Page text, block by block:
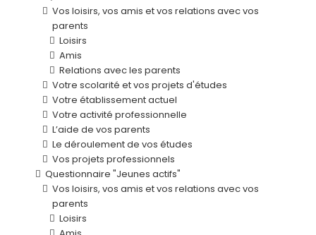
Vos loisirs, vos amis et vos relations avec vos
parents
Loisirs
Amis
Relations avec les parents
Votre scolarité et vos projets d'études
Votre établissement actuel
Votre activité professionnelle
L’aide de vos parents
Le déroulement de vos études
Vos projets professionnels
Questionnaire "Jeunes actifs"
Vos loisirs, vos amis et vos relations avec vos
parents
Loisirs